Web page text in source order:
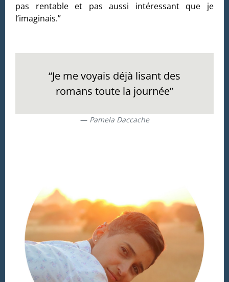
pas rentable et pas aussi intéressant que je
l’imaginais.”
“Je me voyais déjà lisant des
romans toute la journée”
Pamela Daccache